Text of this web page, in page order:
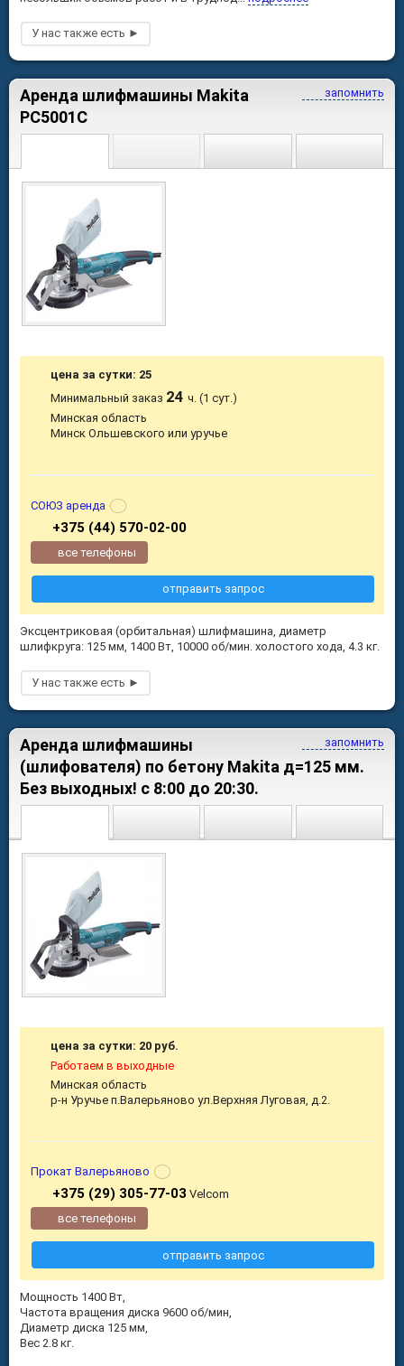
запомнить
Аренда шлифмашины Makita
PC5001C
Эксцентриковая (орбитальная) шлифмашина, диаметр
шлифкруга: 125 мм, 1400 Вт, 10000 об/мин. холостого хода, 4.3 кг.
цена за сутки: 25
Минимальный заказ 24ч. (1 сут.)
Минская область
Минск Ольшевского или уручье
СОЮЗ аренда
+375 (44) 570-02-00
все телефоны
отправить запрос
запомнить
Аренда шлифмашины
(шлифователя) по бетону Makita д=125 мм.
Без выходных! с 8:00 до 20:30.
Мощность 1400 Вт,
Частота вращения диска 9600 об/мин,
Диаметр диска 125 мм,
Вес 2.8 кг.
цена за сутки: 20 руб.
Работаем в выходные
Минская область
р-н Уручье п.Валерьяново ул.Верхняя Луговая, д.2.
Прокат Валерьяново
+375 (29) 305-77-03 Velcom
все телефоны
отправить запрос